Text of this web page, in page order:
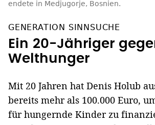
endete in Medjugorje, Bosnien.
GENERATION SINNSUCHE
Ein 20-Jähriger
Welthunger
Mit 20 Jahren hat Denis Holub
bereits mehr als 100.000 Euro,
für hungernde Kinder zu